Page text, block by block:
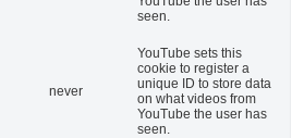
seen.
never
YouTube sets this
cookie to register a
unique ID to store data
on what videos from
YouTube the user has
seen.